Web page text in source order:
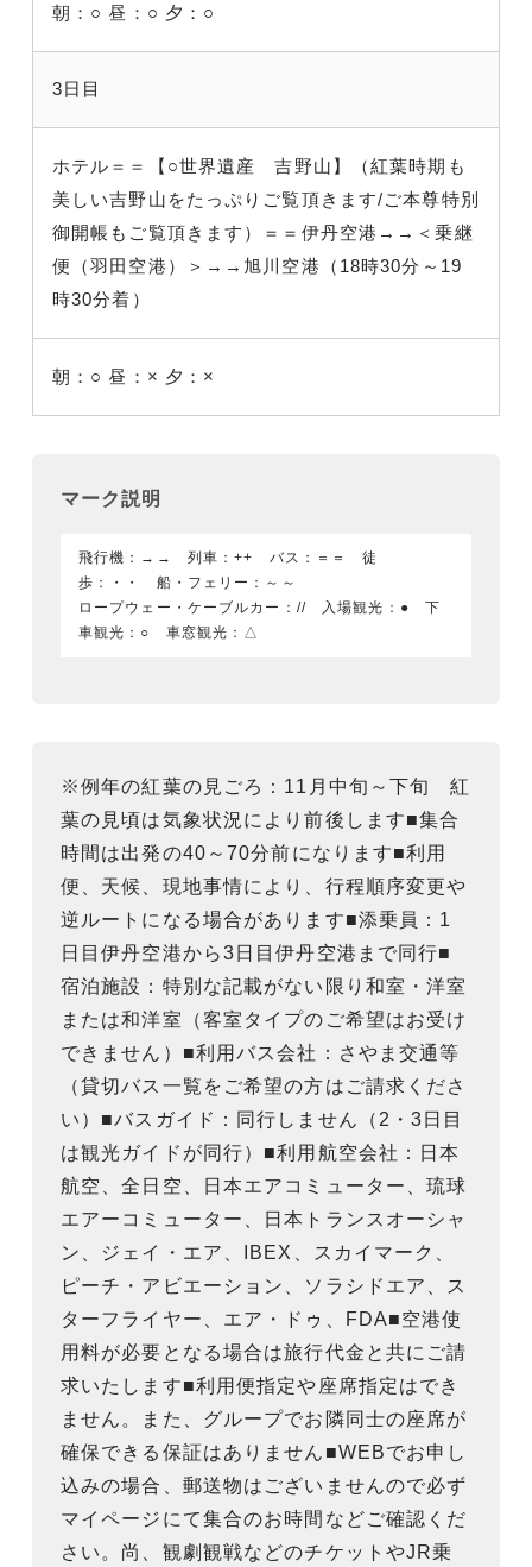
朝：○ 昼：○ 夕：○
3日目
ホテル＝＝【○世界遺産 吉野山】（紅葉時期も
美しい吉野山をたっぷりご覧頂きます/ご本尊特別
御開帳もご覧頂きます）＝＝伊丹空港 →→＜乗継
便（羽田空港）＞→→旭川空港（18時30分～19
時30分着）
朝：○ 昼：× 夕：×
マーク説明
飛行機：→→ 列車：++ バス：＝＝ 徒
歩：・・ 船・フェリー：～～
ロープウェー・ケーブルカー：// 入場観光：● 下
車観光：○ 車窓観光：△
※例年の紅葉の見ごろ：11月中旬～下旬 紅
葉の見頃は気象状況により前後します■集合
時間は出発の40～70分前になります■利用
便、天候、現地事情により、行程順序変更や
逆ルートになる場合があります■添乗員：1
日目伊丹空港から3日目伊丹空港まで同行■
宿泊施設：特別な記載がない限り和室・洋室
または和洋室（客室タイプのご希望はお受け
できません）■利用バス会社：さやま交通等
（貸切バス一覧をご希望の方はご請求くださ
い）■バスガイド：同行しません（2・3日目
は観光ガイドが同行）■利用航空会社：日本
航空、全日空、日本エアコミューター、琉球
エアーコミューター、日本トランスオーシャ
ン、ジェイ・エア、IBEX、スカイマーク、
ピーチ・アビエーション、ソラシドエア、ス
ターフライヤー、エア・ドゥ、FDA■空港使
用料が必要となる場合は旅行代金と共にご請
求いたします■利用便指定や座席指定はでき
ません。また、グループでお隣同士の座席が
確保できる保証はありません■WEBでお申し
込みの場合、郵送物はございませんので必ず
マイページにて集合のお時間などご確認くだ
さい。尚、観劇観戦などのチケットやJR乗